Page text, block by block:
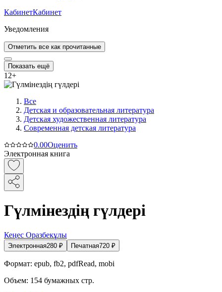
КабинетКабинет
Уведомления
Отметить все как прочитанные
Показать ещё
12+
Все
Детская и образовательная литература
Детская художественная литература
Современная детская литература
0.00Оценить
Электронная книга
Гүлмінездің гүлдері
Кеңес Оразбекұлы
Электронная280 ₽ Печатная720 ₽
Формат: epub, fb2, pdfRead, mobi
Объем: 154 бумажных стр.